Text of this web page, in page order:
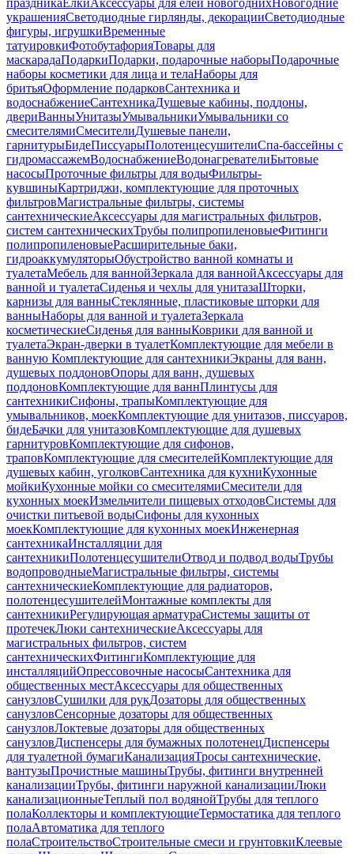
праздникаЕлкиАксессуары для елей новогоднихНовогодние
украшенияСветодиодные гирлянды, декорацииСветодиодные
фигуры, игрушкиВременные
татуировкиФотобутафорияТовары для
маскарадаПодаркиПодарки, подарочные наборыПодарочные
наборы косметики для лица и телаНаборы для
бритьяОформление подарковСантехника и
водоснабжениеСантехникаДушевые кабины, поддоны,
двериВанныУнитазыУмывальникиУмывальники со
смесителямиСмесителиДушевые панели,
гарнитурыБидеПиссуарыПолотенцесушителиСпа-бассейны с
гидромассажемВодоснабжениеВодонагревателиБытовые
насосыПроточные фильтры для водыФильтры-
кувшиныКартриджи, комплектующие для проточных
фильтровМагистральные фильтры, системы
сантехническиеАксессуары для магистральных фильтров,
систем сантехническихТрубы полипропиленовыеФитинги
полипропиленовыеРасширительные баки,
гидроаккумуляторыОбустройство ванной комнаты и
туалетаМебель для ваннойЗеркала для ваннойАксессуары для
ванной и туалетаСиденья и чехлы для унитазаШторки,
карнизы для ванныСтеклянные, пластиковые шторки для
ванныНаборы для ванной и туалетаЗеркала
косметическиеСиденья для ванныКоврики для ванной и
туалетаЭкран-дверки в туалетКомплектующие для мебели в
ванную Комплектующие для сантехникиЭкраны для ванн,
душевых поддоновОпоры для ванн, душевых
поддоновКомплектующие для ваннПлинтусы для
сантехникиСифоны, трапыКомплектующие для
умывальников, моекКомплектующие для унитазов, писсуаров,
бидеБачки для унитазовКомплектующие для душевых
гарнитуровКомплектующие для сифонов,
траповКомплектующие для смесителейКомплектующие для
душевых кабин, уголковСантехника для кухниКухонные
мойкиКухонные мойки со смесителямиСмесители для
кухонных моекИзмельчители пищевых отходовСистемы для
очистки питьевой водыСифоны для кухонных
моекКомплектующие для кухонных моекИнженерная
сантехникаИнсталляции для
сантехникиПолотенцесушителиОтвод и подвод водыТрубы
водопроводныеМагистральные фильтры, системы
сантехническиеКомплектующие для радиаторов,
полотенцесушителейМонтажные комплекты для
сантехникиРегулирующая арматураСистемы защиты от
протечекЛюки сантехническиеАксессуары для
магистральных фильтров, систем
сантехническихФитингиКомплектующие для
инсталляцийОпрессовочные насосыСантехника для
общественных местАксессуары для общественных
санузловСушилки для рукДозаторы для общественных
санузловСенсорные дозаторы для общественных
санузловЛоктевые дозаторы для общественных
санузловДиспенсеры для бумажных полотенецДиспенсеры
для туалетной бумагиКанализацияТросы сантехнические,
вантузыПрочистные машиныТрубы, фитинги внутренней
канализацииТрубы, фитинги наружной канализацииЛюки
канализационныеТеплый пол водянойТрубы для теплого
полаКоллекторы и комплектующиеТермостатика для теплого
полаАвтоматика для теплого
полаСтроительствоСтроительные смеси и грунтовкиКлеевые